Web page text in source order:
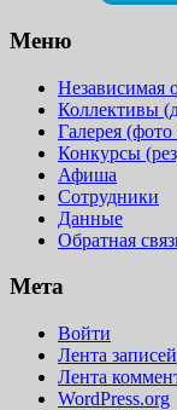
Меню
Независимая
Коллективы
Галерея
Конкурсы
Афиша
Сотрудники
Данные
Обратная
Мета
Войти
Лента записей
Лента
WordPress.org